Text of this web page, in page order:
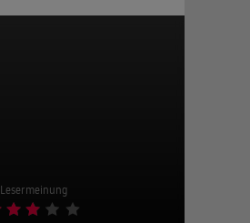
Lesermeinung